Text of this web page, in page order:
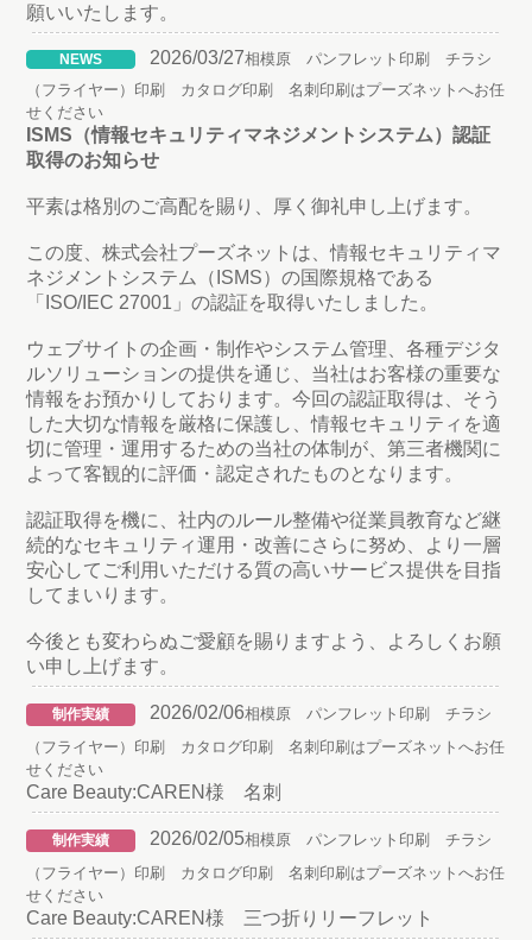
願いいたします。
NEWS 2026/03/27相模原 パンフレット印刷 チラシ
（フライヤー）印刷 カタログ印刷 名刺印刷はプーズネットへお任
せください
ISMS（情報セキュリティマネジメントシステム）認証
取得のお知らせ
平素は格別のご高配を賜り、厚く御礼申し上げます。
この度、株式会社プーズネットは、情報セキュリティマ
ネジメントシステム（ISMS）の国際規格である
「ISO/IEC 27001」の認証を取得いたしました。
ウェブサイトの企画・制作やシステム管理、各種デジタ
ルソリューションの提供を通じ、当社はお客様の重要な
情報をお預かりしております。今回の認証取得は、そう
した大切な情報を厳格に保護し、情報セキュリティを適
切に管理・運用するための当社の体制が、第三者機関に
よって客観的に評価・認定されたものとなります。
認証取得を機に、社内のルール整備や従業員教育など継
続的なセキュリティ運用・改善にさらに努め、より一層
安心してご利用いただける質の高いサービス提供を目指
してまいります。
今後とも変わらぬご愛顧を賜りますよう、よろしくお願
い申し上げます。
制作実績 2026/02/06相模原 パンフレット印刷 チラシ
（フライヤー）印刷 カタログ印刷 名刺印刷はプーズネットへお任
せください
Care Beauty:CAREN様 名刺
制作実績 2026/02/05相模原 パンフレット印刷 チラシ
（フライヤー）印刷 カタログ印刷 名刺印刷はプーズネットへお任
せください
Care Beauty:CAREN様 三つ折りリーフレット